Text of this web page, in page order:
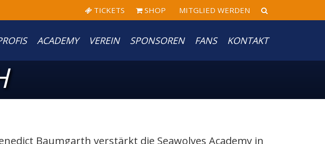
TICKETS SHOP MITGLIED WERDEN
ACADEMY VEREIN SPONSOREN FANS KONTAKT
Baumgarth verstärkt die Seawolves Academy in